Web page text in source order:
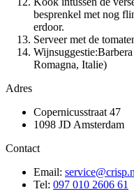
besprenkel met nog
erdoor.
Serveer met de
Romagna, Italie)
Adres
Copernicusstraat 47
1098 JD Amsterdam
Contact
Email:
Tel: 097 010 2606 61